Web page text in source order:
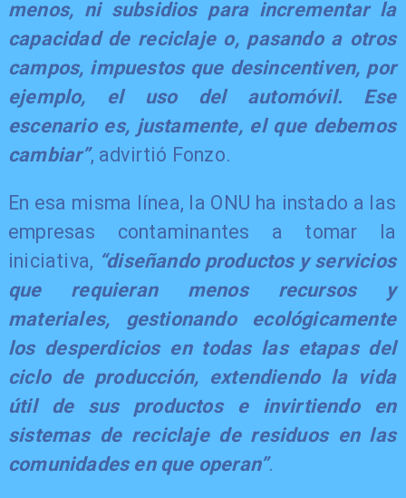
menos, ni subsidios para incrementar la
capacidad de reciclaje o, pasando a otros
campos, impuestos que desincentiven, por
ejemplo, el uso del automóvil. Ese
escenario es, justamente, el que debemos
cambiar”, advirtió Fonzo.
​En esa misma línea, la ONU ha instado a las
empresas contaminantes a tomar la
iniciativa, “diseñando productos y servicios
que requieran menos recursos y
materiales, gestionando ecológicamente
los desperdicios en todas las etapas del
ciclo de producción, extendiendo la vida
útil de sus productos e invirtiendo en
sistemas de reciclaje de residuos en las
comunidades en que operan”.